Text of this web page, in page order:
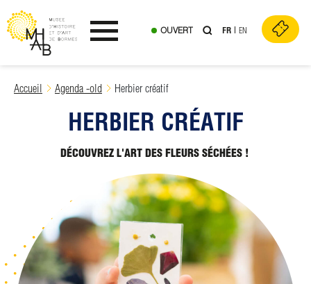
to
content
Ouvrir le menu
OUVERT FR EN
Type de publics :
Individuels
Accueil Agenda -old Herbier créatif
HERBIER CRÉATIF
DÉCOUVREZ L'ART DES FLEURS SÉCHÉES !